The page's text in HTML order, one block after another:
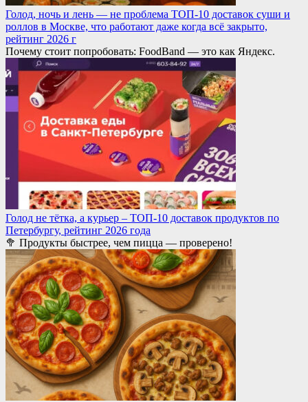
Голод, ночь и лень — не проблема ТОП-10 доставок суши и
роллов в Москве, что работают даже когда всё закрыто,
рейтинг 2026 г
Почему стоит попробовать: FoodBand — это как Яндекс.
Голод не тётка, а курьер – ТОП-10 доставок продуктов по
Петербургу, рейтинг 2026 года
🥦 Продукты быстрее, чем пицца — проверено!